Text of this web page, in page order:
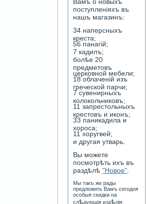
поступленiяхъ въ
нашъ магазинъ:
34 наперсныхъ
креста;
56 панагiй;
7 кадилъ;
болѣе 20
предметовъ
церковной мебели;
18 облаченiй изъ
греческой парчи;
7 сувенирныхъ
колокольчиковъ;
11 запрестольныхъ
крестовъ и иконъ;
33 паникадила и
хороса;
11 хоругвей;
и другая утварь.
Вы можете
посмотрѣть ихъ въ
раздѣлѣ "Новое"
Мы такъ же рады
предложить Вамъ сегодня
особыя скидки на
слѣдующiя издѣлiя,